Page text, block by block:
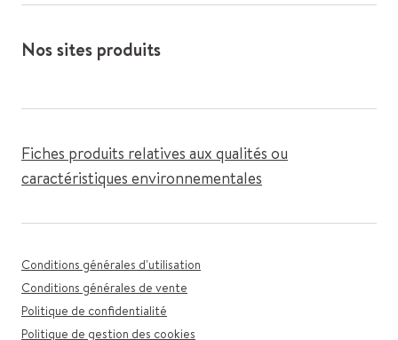
Nos sites produits
Fiches produits relatives aux qualités ou
caractéristiques environnementales
Conditions générales d'utilisation
Conditions générales de vente
Politique de confidentialité
Politique de gestion des cookies